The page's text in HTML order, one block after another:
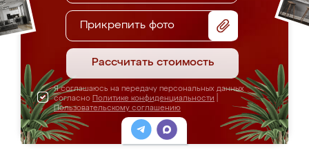
Прикрепить фото
Рассчитать стоимость
Я соглашаюсь на передачу персональных данных
согласно Политике конфиденциальности
Пользовательскому соглашению